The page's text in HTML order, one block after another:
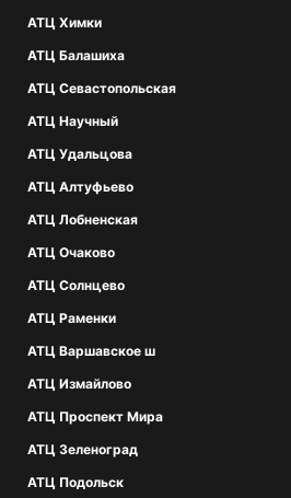
АТЦ Химки
АТЦ Балашиха
АТЦ Севастопольская
АТЦ Научный
АТЦ Удальцова
АТЦ Алтуфьево
АТЦ Лобненская
АТЦ Очаково
АТЦ Солнцево
АТЦ Раменки
АТЦ Варшавское ш
АТЦ Измайлово
АТЦ Проспект Мира
АТЦ Зеленоград
АТЦ Подольск